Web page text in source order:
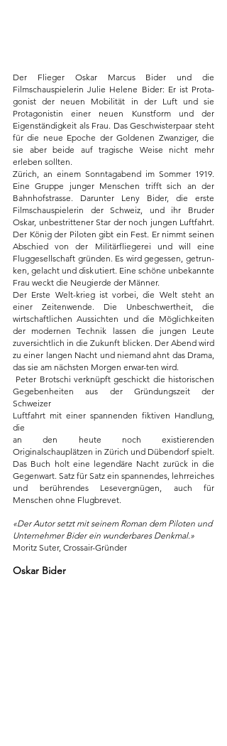
Der Flieger Oskar Marcus Bider und die
Filmschauspielerin Julie Helene Bider: Er ist Prota-
gonist der neuen Mobilität in der Luft und sie
Protagonistin einer neuen Kunstform und der
Eigenständigkeit als Frau. Das Geschwisterpaar steht
für die neue Epoche der Goldenen Zwanziger, die
sie aber beide auf tragische Weise nicht mehr
erleben sollten.
Zürich, an einem Sonntagabend im Sommer 1919.
Eine Gruppe junger Menschen trifft sich an der
Bahnhofstrasse. Darunter Leny Bider, die erste
Filmschauspielerin der Schweiz, und ihr Bruder
Oskar, unbestrittener Star der noch jungen Luftfahrt.
Der König der Piloten gibt ein Fest. Er nimmt seinen
Abschied von der Militärfliegerei und will eine
Fluggesellschaft gründen. Es wird gegessen, getrun-
ken, gelacht und diskutiert. Eine schöne unbekannte
Frau weckt die Neugierde der Männer.
Der Erste Welt-krieg ist vorbei, die Welt steht an
einer Zeitenwende. Die Unbeschwertheit, die
wirtschaftlichen Aussichten und die Möglichkeiten
der modernen Technik lassen die jungen Leute
zuversichtlich in die Zukunft blicken. Der Abend wird
zu einer langen Nacht und niemand ahnt das Drama,
das sie am nächsten Morgen erwar-ten wird.
Gegebenheiten aus der Gründungszeit der
Schweizer
Luftfahrt mit einer spannenden fiktiven Handlung,
die
an den heute noch existierenden
Originalschauplätzen in Zürich und Dübendorf spielt.
Das Buch holt eine legendäre Nacht zurück in die
Gegenwart. Satz für Satz ein spannendes, lehrreiches
und berührendes Lesevergnügen, auch für
Menschen ohne Flugbrevet.
«Der Autor setzt mit seinem Roman dem Piloten und
Unternehmer Bider ein wunderbares Denkmal.»
Moritz Suter, Crossair-Gründer
Oskar Bider